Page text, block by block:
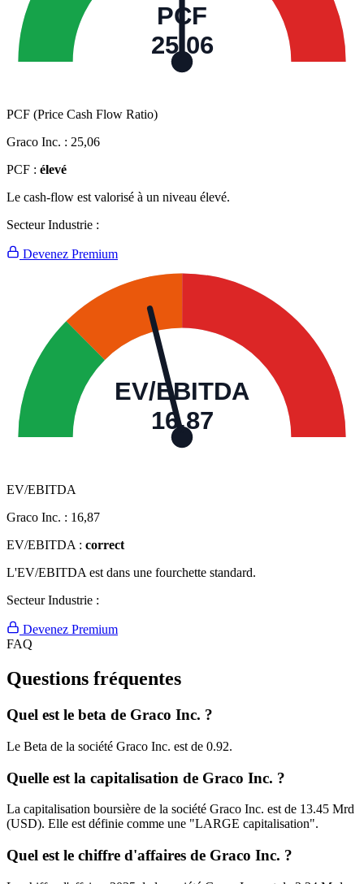
PCF
25,06
PCF (Price Cash Flow Ratio)
Graco Inc. : 25,06
PCF : élevé
Le cash-flow est valorisé à un niveau élevé.
Secteur Industrie :
Devenez Premium
EV/EBITDA
16,87
EV/EBITDA
Graco Inc. : 16,87
EV/EBITDA : correct
L'EV/EBITDA est dans une fourchette standard.
Secteur Industrie :
Devenez Premium
FAQ
Questions fréquentes
Quel est le beta de Graco Inc. ?
Le Beta de la société Graco Inc. est de 0.92.
Quelle est la capitalisation de Graco Inc. ?
La capitalisation boursière de la société Graco Inc. est de 13.45 Mrd
(USD). Elle est définie comme une "LARGE capitalisation".
Quel est le chiffre d'affaires de Graco Inc. ?